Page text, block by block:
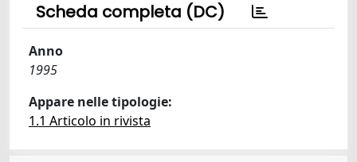
Scheda completa (DC)
Anno
1995
Appare nelle tipologie:
1.1 Articolo in rivista